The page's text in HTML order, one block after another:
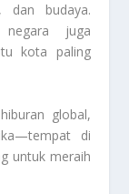
dan budaya.
juga
kota paling
global,
di
untuk meraih